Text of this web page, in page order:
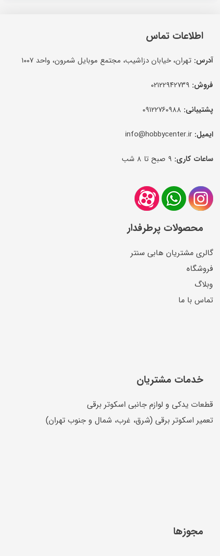
اطلاعات تماس
آدرس: تهران، خیابان دزاشیب، مجتمع موبایل شمرون، واحد ۱۰۰۷
فروش:
پشتیبانی:
ایمیل: info@hobbycenter.ir
ساعات کاری:
محصولات پرطرفدار
گالری مشتریان هابی سنتر
فروشگاه
وبلاگ
تماس با ما
خدمات مشتریان
قطعات یدکی و لوازم جانبی اسکوتر برقی
تعمیر اسکوتر برقی (شرق، غرب، شمال و جنوب تهران)
مجوزها